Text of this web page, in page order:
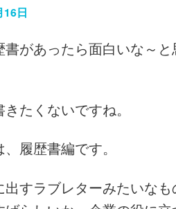
16日
書があったら面白いな～
たくないですね。
履歴書編です。
出すラブレターみたいな